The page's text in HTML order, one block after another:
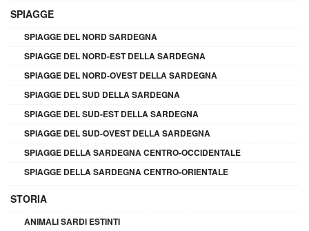
SPIAGGE
SPIAGGE DEL NORD SARDEGNA
SPIAGGE DEL NORD-EST DELLA SARDEGNA
SPIAGGE DEL NORD-OVEST DELLA SARDEGNA
SPIAGGE DEL SUD DELLA SARDEGNA
SPIAGGE DEL SUD-EST DELLA SARDEGNA
SPIAGGE DEL SUD-OVEST DELLA SARDEGNA
SPIAGGE DELLA SARDEGNA CENTRO-OCCIDENTALE
SPIAGGE DELLA SARDEGNA CENTRO-ORIENTALE
STORIA
ANIMALI SARDI ESTINTI